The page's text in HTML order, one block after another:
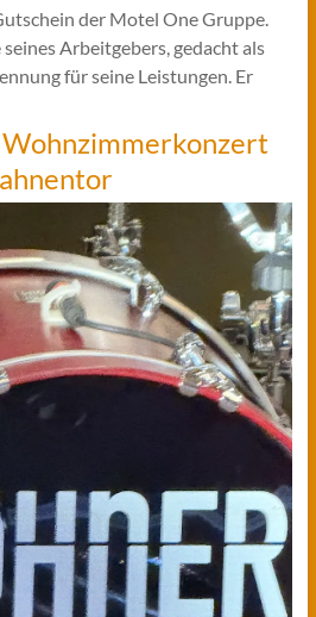
der Motel One Gruppe.
Arbeitgebers, gedacht als
für seine Leistungen. Er